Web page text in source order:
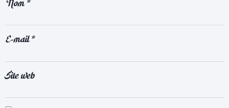
Nom*
E-mail*
Site web